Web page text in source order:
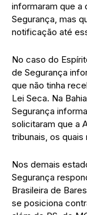
informaram que a
Segurança, mas
notificação até
No caso do
de Segurança
que não tinha
Lei Seca. Na
Segurança
solicitaram que a
tribunais, os
Nos demais
Segurança
Brasileira de
se posiciona